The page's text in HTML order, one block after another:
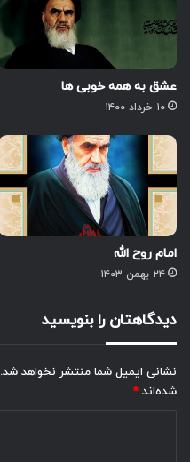
عشق به همه خوبی ها
۱۰ خرداد ۱۴۰۰
امام روح الله
۲۴ بهمن ۱۴۰۳
دیدگاهتان را بنویسید
نشانی ایمیل شما منتشر نخواهد شد.
شده‌اند *